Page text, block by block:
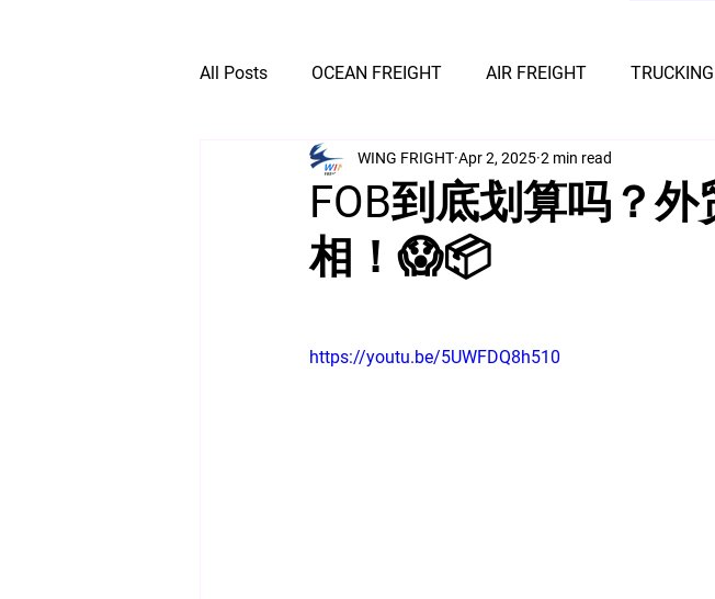
All Posts OCEAN FREIGHT AIR FREIGHT TRUCKING
EXPRESS DELIVERY
FOB到底划算吗？
相！😱📦
WING FRIGHT Apr 2, 2025 2 min read
https://youtu.be/5UWFDQ8h510